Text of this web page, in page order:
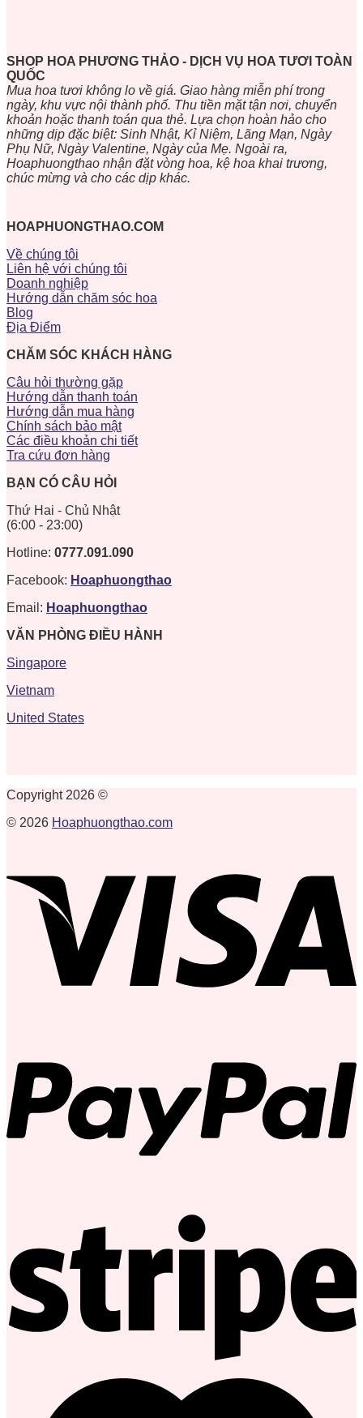
SHOP HOA PHƯƠNG THẢO - DỊCH VỤ HOA TƯƠI TOÀN
QUỐC
Mua hoa tươi không lo về giá. Giao hàng miễn phí trong
ngày, khu vực nội thành phố. Thu tiền mặt tận nơi, chuyển
khoản hoặc thanh toán qua thẻ. Lựa chọn hoàn hảo cho
những dịp đặc biệt: Sinh Nhật, Kỉ Niệm, Lãng Mạn, Ngày
Phụ Nữ, Ngày Valentine, Ngày của Mẹ. Ngoài ra,
Hoaphuongthao nhận đặt vòng hoa, kệ hoa khai trương,
chúc mừng và cho các dịp khác.
HOAPHUONGTHAO.COM
Về chúng tôi
Liên hệ với chúng tôi
Doanh nghiệp
Hướng dẫn chăm sóc hoa
Blog
Địa Điểm
CHĂM SÓC KHÁCH HÀNG
Câu hỏi thường gặp
Hướng dẫn thanh toán
Hướng dẫn mua hàng
Chính sách bảo mật
Các điều khoản chi tiết
Tra cứu đơn hàng
BẠN CÓ CÂU HỎI
Thứ Hai - Chủ Nhật
(6:00 - 23:00)
Hotline: 0777.091.090
Facebook: Hoaphuongthao
Email: Hoaphuongthao
VĂN PHÒNG ĐIỀU HÀNH
Singapore
Vietnam
United States
Copyright 2026 ©
© 2026 Hoaphuongthao.com